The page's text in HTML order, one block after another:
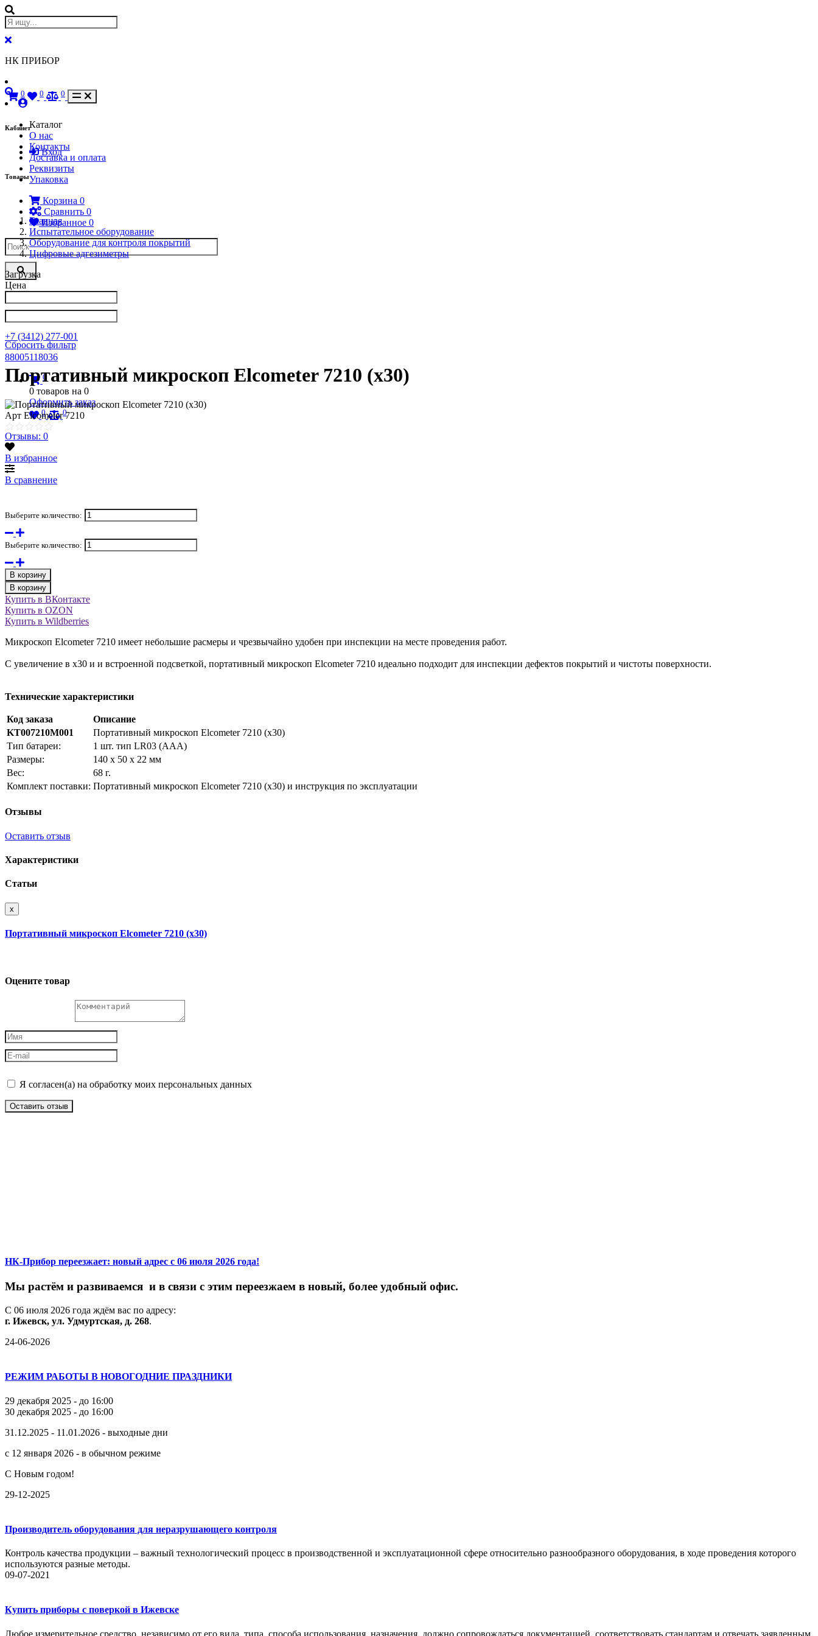
НК ПРИБОР
Кабинет
Вход
Товары
Корзина 0
Сравнить 0
Избранное 0
Написать в Телеграм
+7 (3412) 277-001
88005118036
0
0 товаров на 0
Оформить заказ
0 0
0 0 0
Каталог
О нас
Контакты
Доставка и оплата
Реквизиты
Упаковка
Главная
Испытательное оборудование
Оборудование для контроля покрытий
Цифровые адгезиметры
Загрузка
Цена
Сбросить фильтр
Портативный микроскоп Elcometer 7210 (x30)
Арт Elcometer 7210
Отзывы: 0
В избранное
В сравнение
Выберите количество:
Выберите количество:
В корзину
В корзину
Купить в ВКонтакте
Купить в OZON
Купить в Wildberries
Микроскоп Elcometer 7210 имеет небольшие расмеры и чрезвычайно удобен при инспекции на месте проведения работ.
С увеличение в х30 и и встроенной подсветкой, портативный микроскоп Elcometer 7210 идеально подходит для инспекции дефектов покрытий и чистоты поверхности.
Технические характеристики
Код заказа
Описание
KT007210M001
Портативный микроскоп Elcometer 7210 (x30)
Тип батареи:
1 шт. тип LR03 (AAA)
Размеры:
140 x 50 x 22 мм
Вес:
68 г.
Комплект поставки: Портативный микроскоп Elcometer 7210 (x30) и инструкция по эксплуатации
Отзывы
Оставить отзыв
Характеристики
Статьи
x
Портативный микроскоп Elcometer 7210 (x30)
Оцените товар
Я согласен(а) на обработку моих персональных данных
Оставить отзыв
НК-Прибор переезжает: новый адрес с 06 июля 2026 года!
Мы растём и развиваемся и в связи с этим переезжаем в новый, более удобный офис.
С 06 июля 2026 года ждём вас по адресу:
г. Ижевск, ул. Удмуртская, д. 268.
24-06-2026
РЕЖИМ РАБОТЫ В НОВОГОДНИЕ ПРАЗДНИКИ
29 декабря 2025 - до 16:00
30 декабря 2025 - до 16:00
31.12.2025 - 11.01.2026 - выходные дни
с 12 января 2026 - в обычном режиме
С Новым годом!
29-12-2025
Производитель оборудования для неразрушающего контроля
Контроль качества продукции – важный технологический процесс в производственной и эксплуатационной сфере относительно разнообразного оборудования, в ходе проведения которого
используются разные методы.
09-07-2021
Купить приборы с поверкой в Ижевске
Любое измерительное средство, независимо от его вида, типа, способа использования, назначения, должно сопровождаться документацией, соответствовать стандартам и отвечать заявленным